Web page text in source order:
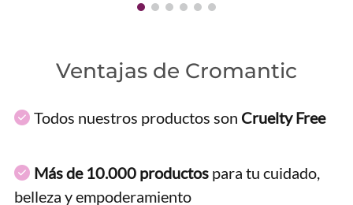
Ventajas de Cromantic
Todos nuestros productos son Cruelty Free
Más de 10.000 productos para tu cuidado,
belleza y empoderamiento